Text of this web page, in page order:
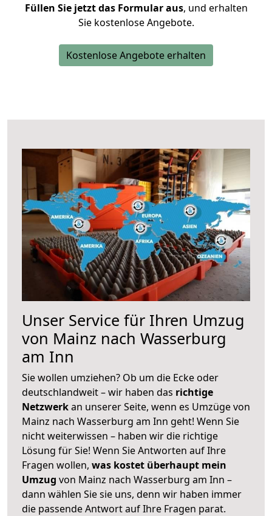
Füllen Sie jetzt das Formular aus, und erhalten
Sie kostenlose Angebote.
Kostenlose Angebote erhalten
Unser Service für Ihren Umzug
von Mainz nach Wasserburg
am Inn
Sie wollen umziehen? Ob um die Ecke oder
deutschlandweit – wir haben das richtige
Netzwerkan unserer Seite, wenn es Umzüge von
Mainz nach Wasserburg am Inn geht! Wenn Sie
nicht weiterwissen – haben wir die richtige
Lösung für Sie! Wenn Sie Antworten auf Ihre
Fragen wollen, was kostet überhaupt mein
Umzug von Mainz nach Wasserburg am Inn –
dann wählen Sie sie uns, denn wir haben immer
die passende Antwort auf Ihre Fragen parat.